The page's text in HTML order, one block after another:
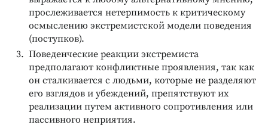
прослеживается нетерпимость к критическому
осмыслению экстремистской модели поведения
(поступков).
Поведенческие реакции экстремиста
предполагают конфликтные проявления, так как
он сталкивается с людьми, которые не разделяют
его взглядов и убеждений, препятствуют их
реализации путем активного сопротивления или
пассивного неприятия.